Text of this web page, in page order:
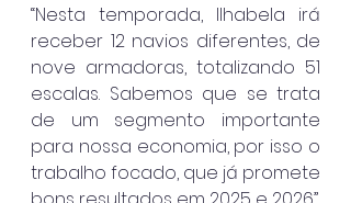
“Nesta temporada, Ilhabela irá
receber 12 navios diferentes, de
nove armadoras, totalizando 51
escalas. Sabemos que se trata
de um segmento importante
para nossa economia, por isso o
trabalho focado, que já promete